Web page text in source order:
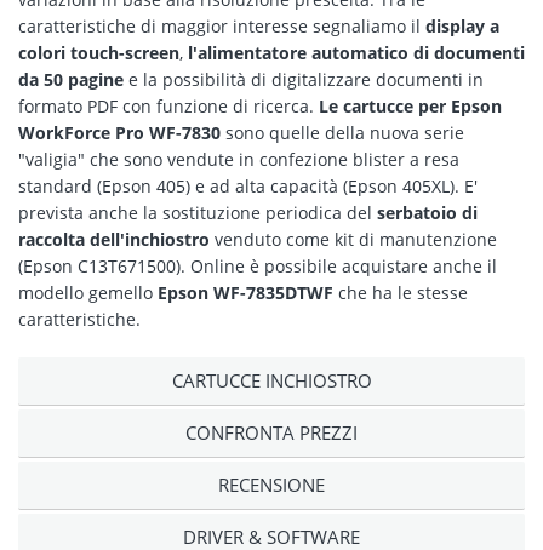
caratteristiche di maggior interesse segnaliamo il display a
colori touch-screen, l'alimentatore automatico di documenti
da 50 pagine e la possibilità di digitalizzare documenti in
formato PDF con funzione di ricerca. Le cartucce per Epson
WorkForce Pro WF-7830 sono quelle della nuova serie
"valigia" che sono vendute in confezione blister a resa
standard (Epson 405) e ad alta capacità (Epson 405XL). E'
prevista anche la sostituzione periodica del serbatoio di
raccolta dell'inchiostro venduto come kit di manutenzione
(Epson C13T671500). Online è possibile acquistare anche il
modello gemello Epson WF-7835DTWF che ha le stesse
caratteristiche.
CARTUCCE INCHIOSTRO
CONFRONTA PREZZI
RECENSIONE
DRIVER & SOFTWARE